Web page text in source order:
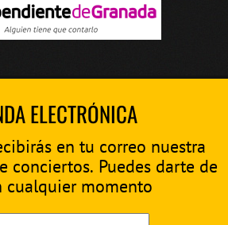
ELECTRÓNICA
en tu correo nuestra
conciertos. Puedes darte de
cualquier momento